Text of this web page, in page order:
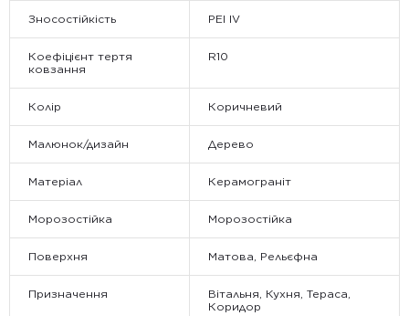
Зносостійкість PEI IV
Коефіцієнт тертя
ковзання
R10
Колір Коричневий
Малюнок/дизайн Дерево
Матеріал Керамограніт
Морозостійка Морозостійка
Поверхня Матова, Рельєфна
Призначення
Вітальня, Кухня, Тераса,
Коридор